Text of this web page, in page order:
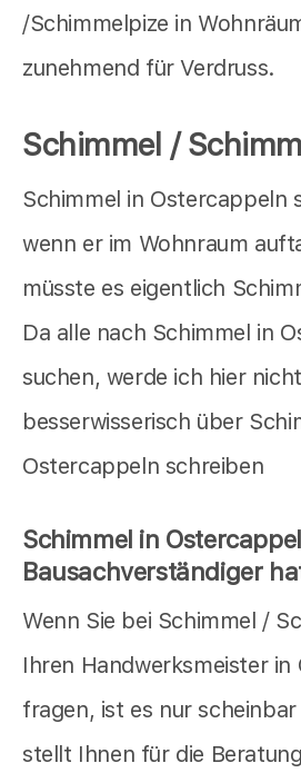
/Schimmelpize in
zunehmend für Verdruss.
Schimmel /
Schimmel in Ostercappeln
wenn er im Wohnraum
müsste es eigentlich
Da alle nach Schimmel in
suchen, werde ich hier
besserwisserisch über
Ostercappeln schreiben
Schimmel in
Bausachverständiger
Wenn Sie bei Schimmel /
Ihren Handwerksmeister in
fragen, ist es nur
stellt Ihnen für die